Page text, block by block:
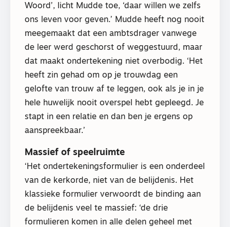
Woord’, licht Mudde toe, ‘daar willen we zelfs
ons leven voor geven.’ Mudde heeft nog nooit
meegemaakt dat een ambtsdrager vanwege
de leer werd geschorst of weggestuurd, maar
dat maakt ondertekening niet overbodig. ‘Het
heeft zin gehad om op je trouwdag een
gelofte van trouw af te leggen, ook als je in je
hele huwelijk nooit overspel hebt gepleegd. Je
stapt in een relatie en dan ben je ergens op
aanspreekbaar.’
Massief of speelruimte
‘Het ondertekeningsformulier is een onderdeel
van de kerkorde, niet van de belijdenis. Het
klassieke formulier verwoordt de binding aan
de belijdenis veel te massief: ‘de drie
formulieren komen in alle delen geheel met